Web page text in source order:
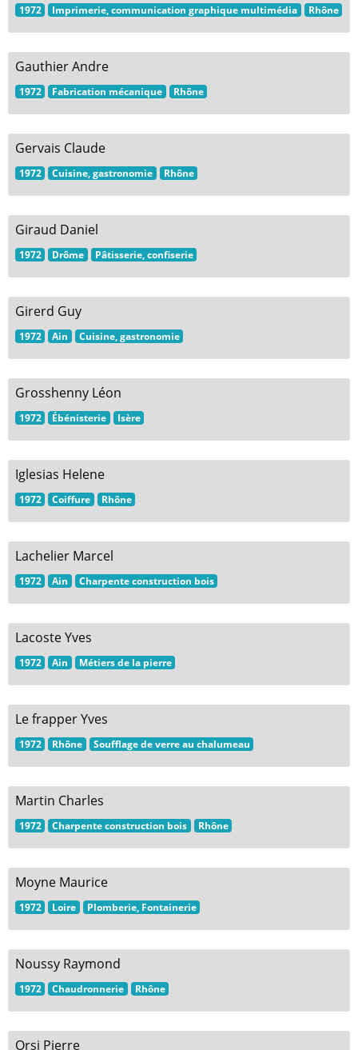
1972 Imprimerie, communication graphique multimédia Rhône
Gauthier Andre
1972 Fabrication mécanique Rhône
Gervais Claude
1972 Cuisine, gastronomie Rhône
Giraud Daniel
1972 Drôme Pâtisserie, confiserie
Girerd Guy
1972 Ain Cuisine, gastronomie
Grosshenny Léon
1972 Ébénisterie Isère
Iglesias Helene
1972 Coiffure Rhône
Lachelier Marcel
1972 Ain Charpente construction bois
Lacoste Yves
1972 Ain Métiers de la pierre
Le frapper Yves
1972 Rhône Soufflage de verre au chalumeau
Martin Charles
1972 Charpente construction bois Rhône
Moyne Maurice
1972 Loire Plomberie, Fontainerie
Noussy Raymond
1972 Chaudronnerie Rhône
Orsi Pierre